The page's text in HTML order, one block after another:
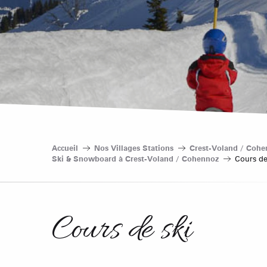
Accueil Nos Villages Stations Crest-Voland /
Ski & Snowboard à Crest-Voland / Cohennoz
Cours
Cours de ski